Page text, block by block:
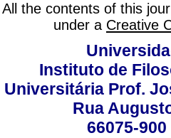
All the contents of this
under a Creative
Instituto de
Universitária Prof.
Rua
66075-